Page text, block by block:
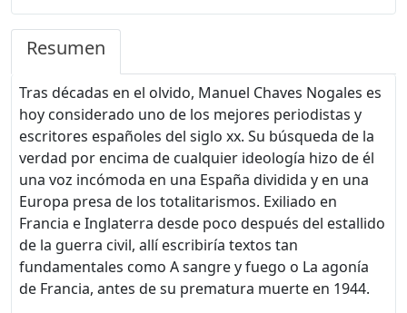
Resumen
Tras décadas en el olvido, Manuel Chaves Nogales es
hoy considerado uno de los mejores periodistas y
escritores españoles del siglo xx. Su búsqueda de la
verdad por encima de cualquier ideología hizo de él
una voz incómoda en una España dividida y en una
Europa presa de los totalitarismos. Exiliado en
Francia e Inglaterra desde poco después del estallido
de la guerra civil, allí escribiría textos tan
fundamentales como A sangre y fuego o La agonía
de Francia, antes de su prematura muerte en 1944.